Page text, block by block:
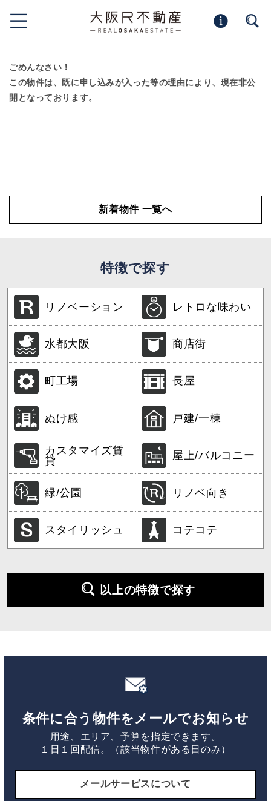
ごめんなさい！
この物件は、既に申し込みが入った等の理由により、現在非公
開となっております。
新着物件 一覧へ
特徴で探す
リノベーション レトロな味わい
水都大阪 商店街
町工場 長屋
ぬけ感 戸建/一棟
カスタマイズ賃
貸
屋上/バルコニー
緑/公園 リノベ向き
スタイリッシュ コテコテ
以上の特徴で探す
条件に合う物件をメールでお知らせ
用途、エリア、予算を指定できます。
１日１回配信。（該当物件がある日のみ）
メールサービスについて